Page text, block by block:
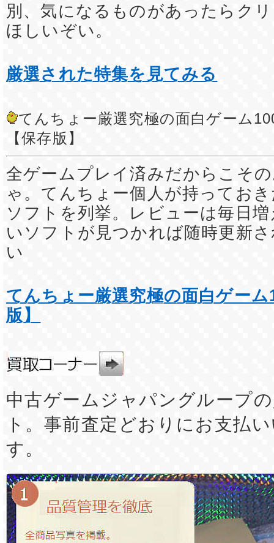
別、気になるものがあったらク
ほしいぞい。
厳選された特集を見てみる
てんちょー厳選究極の面白ゲーム
【保存版】
全ゲームプレイ済みだからこそ
ゃ。てんちょー個人が持ってお
ソフトを列挙。レビューは毎日
いソフトが見つかれば随時更新
い
てんちょー厳選究極の面白ゲー
版】
中古ゲームジャパングループ
ト。事前査定どおりにお支払
す。